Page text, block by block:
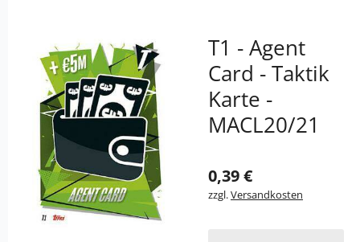
T1 - Agent
Card - Taktik
Karte -
MACL20/21
0,39 €
zzgl.Versandkosten